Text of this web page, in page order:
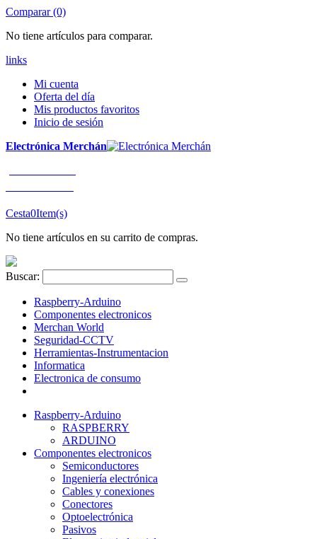
Comparar (0)
No tiene artículos para comparar.
links
Mi cuenta
Oferta del día
Mis productos favoritos
Inicio de sesión
Electrónica Merchán
Cesta0Item(s)
No tiene artículos en su carrito de compras.
Buscar:
Raspberry-Arduino
Componentes electronicos
Merchan World
Seguridad-CCTV
Herramientas-Instrumentacion
Informatica
Electronica de consumo
Raspberry-Arduino
RASPBERRY
ARDUINO
Componentes electronicos
Semiconductores
Ingeniería electrónica
Cables y conexiones
Conectores
Optoelectrónica
Pasivos